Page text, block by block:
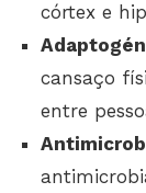
córtex e
cansaço
entre